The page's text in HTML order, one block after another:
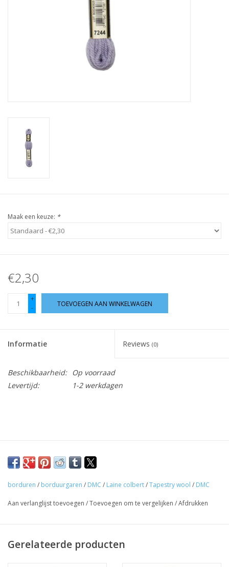
Cadeaubonnen
Maak een keuze: *
€2,30
+
-
TOEVOEGEN AAN WINKELWAGEN
Informatie Reviews (0)
Beschikbaarheid:
Op voorraad
Levertijd:
1-2 werkdagen
borduren / borduurgaren / DMC / Laine colbert/Tapestry wool / DMC
Aan verlanglijst toevoegen /Toevoegen om te vergelijken /Afdrukken
Gerelateerde producten